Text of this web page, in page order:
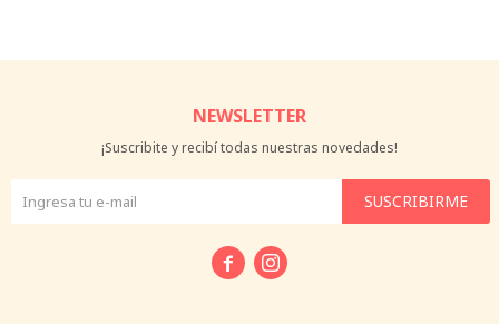
NEWSLETTER
¡Suscribite y recibí todas nuestras novedades!
SUSCRIBIRME
 